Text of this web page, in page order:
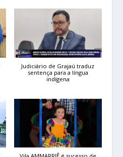
Judiciário de Grajaú traduz
sentença para a língua
indígena